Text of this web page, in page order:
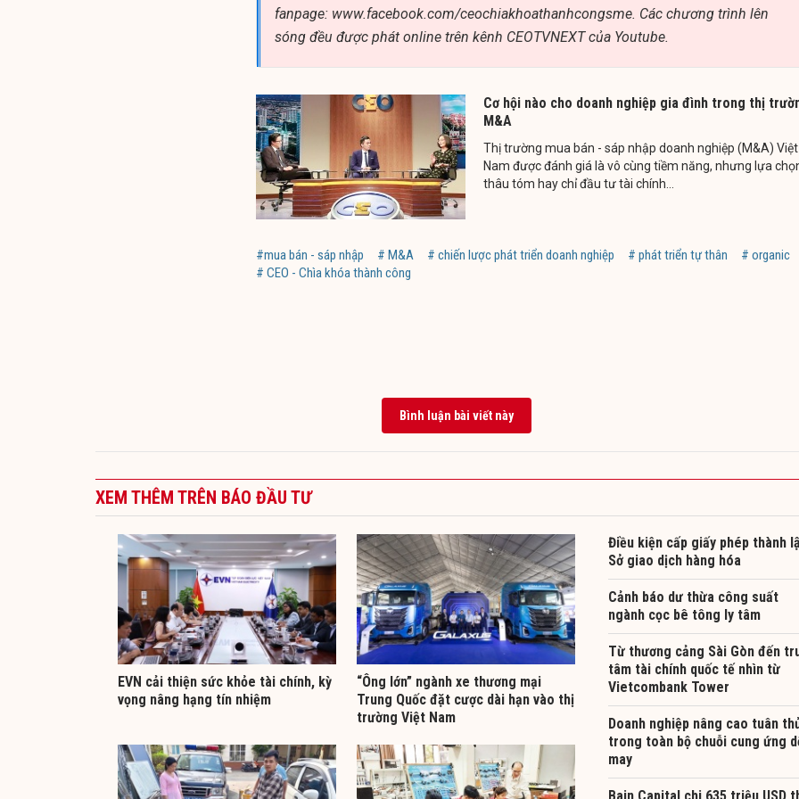
fanpage: www.facebook.com/ceochiakhoathanhcongsme. Các chương trình lên
sóng đều được phát online trên kênh CEOTVNEXT của Youtube.
Cơ hội nào cho doanh nghiệp gia đình trong thị
M&A
Thị trường mua bán - sáp nhập doanh nghiệp (M&A) Việt
Nam được đánh giá là vô cùng tiềm năng, nhưng lựa
thâu tóm hay chỉ đầu tư tài chính...
#mua bán - sáp nhập # M&A # chiến lược phát triển doanh nghiệp # phát triển tự thân
# organic
# CEO - Chìa khóa thành công
Bình luận bài viết này
XEM THÊM TRÊN BÁO ĐẦU TƯ
EVN cải thiện sức khỏe tài chính, kỳ
vọng nâng hạng tín nhiệm
“Ông lớn” ngành xe thương mại
Trung Quốc đặt cược dài hạn vào thị
trường Việt Nam
Điều kiện cấp giấy phép thành
Sở giao dịch hàng hóa
Cảnh báo dư thừa công suất
ngành cọc bê tông ly tâm
Từ thương cảng Sài Gòn đến
tâm tài chính quốc tế nhìn từ
Vietcombank Tower
Doanh nghiệp nâng cao tuân
trong toàn bộ chuỗi cung ứng
may